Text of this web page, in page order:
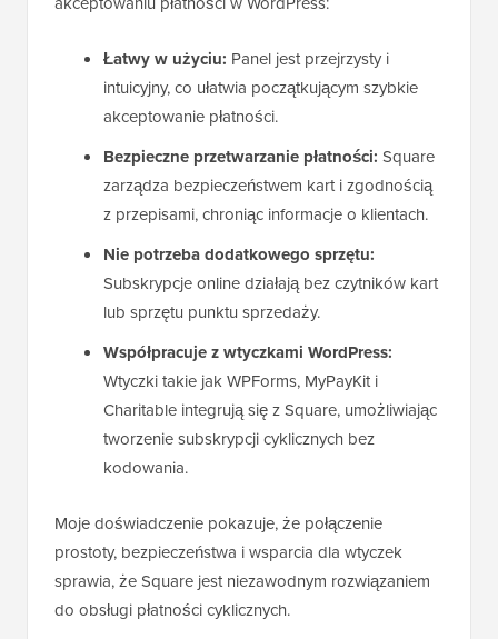
Łatwy w użyciu: Panel jest przejrzysty i
intuicyjny, co ułatwia początkującym szybkie
akceptowanie płatności.
Bezpieczne przetwarzanie płatności: Square
zarządza bezpieczeństwem kart i zgodnością
z przepisami, chroniąc informacje o klientach.
Nie potrzeba dodatkowego sprzętu:
Subskrypcje online działają bez czytników kart
lub sprzętu punktu sprzedaży.
Współpracuje z wtyczkami WordPress:
Wtyczki takie jak WPForms, MyPayKit i
Charitable integrują się z Square, umożliwiając
tworzenie subskrypcji cyklicznych bez
kodowania.
Moje doświadczenie pokazuje, że połączenie
prostoty, bezpieczeństwa i wsparcia dla wtyczek
sprawia, że Square jest niezawodnym rozwiązaniem
do obsługi płatności cyklicznych.